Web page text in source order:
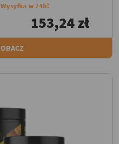
w 24h!
153,24 zł